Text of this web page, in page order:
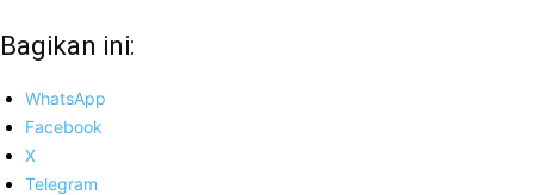
Bagikan ini:
WhatsApp
Facebook
X
Telegram